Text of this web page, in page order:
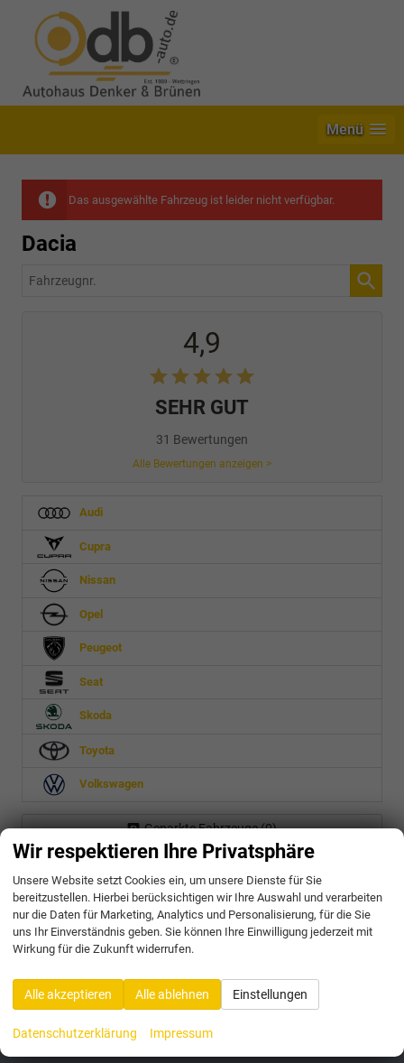
Menü
Das ausgewählte Fahrzeug ist leider nicht verfügbar.
Dacia
Fahrzeugnr.
4,9
SEHR GUT
31 Bewertungen
Alle Bewertungen anzeigen >
Audi
Cupra
Nissan
Opel
Peugeot
Seat
Skoda
Toyota
Volkswagen
Geparkte Fahrzeuge (0)
175 Fahrzeuge
Wir respektieren Ihre Privatsphäre
Unsere Website setzt Cookies ein, um unsere Dienste für Sie
bereitzustellen. Hierbei berücksichtigen wir Ihre Auswahl und verarbeiten
nur die Daten für Marketing, Analytics und Personalisierung, für die Sie
uns Ihr Einverständnis geben. Sie können Ihre Einwilligung jederzeit mit
Wirkung für die Zukunft widerrufen.
Alle akzeptieren Alle ablehnen Einstellungen
Datenschutzerklärung Impressum